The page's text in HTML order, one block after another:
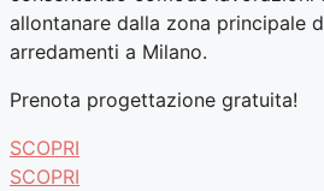
allontanare dalla zona principale
arredamenti a Milano.
Prenota progettazione gratuita!
SCOPRI
SCOPRI